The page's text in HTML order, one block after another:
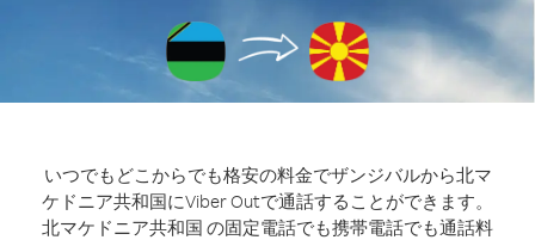
いつでもどこからでも格安の料金でザンジバルから北マ
ケドニア共和国にViber Outで通話することができます。
北マケドニア共和国 の固定電話でも携帯電話でも通話料